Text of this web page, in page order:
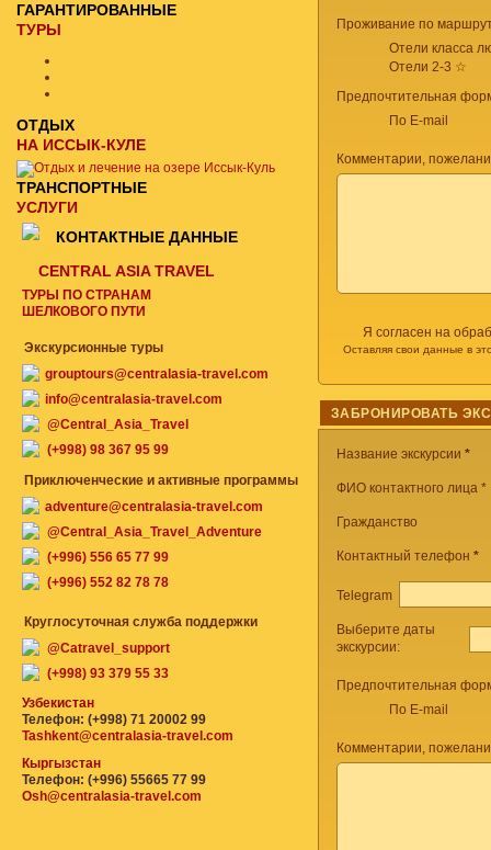
Проживание по
Отели класса
Отели 2-3 ☆
Предпочтительная
По E-mail
Комментарии,
Я согласен на
Оставляя свои данные в
ЗАБРОНИРОВАТЬ
Название экскурсии *
ФИО контактного лица *
Гражданство
Контактный телефон *
Telegram
Выберите даты
экскурсии:
Предпочтительная
По E-mail
Комментарии,
ГАРАНТИРОВАННЫЕ
ТУРЫ
ОТДЫХ
НА ИССЫК-КУЛЕ
ТРАНСПОРТНЫЕ
УСЛУГИ
КОНТАКТНЫЕ ДАННЫЕ
CENTRAL ASIA TRAVEL
ТУРЫ ПО СТРАНАМ
ШЕЛКОВОГО ПУТИ
Экскурсионные туры
grouptours@centralasia-travel.com
info@centralasia-travel.com
@Central_Asia_Travel
(+998) 98 367 95 99
Приключенческие и активные программы
adventure@centralasia-travel.com
@Central_Asia_Travel_Adventure
(+996) 556 65 77 99
(+996) 552 82 78 78
Круглосуточная служба поддержки
@Catravel_support
(+998) 93 379 55 33
Узбекистан
Телефон: (+998) 71 20002 99
Tashkent@centralasia-travel.com
Кыргызстан
Телефон: (+996) 55665 77 99
Osh@centralasia-travel.com